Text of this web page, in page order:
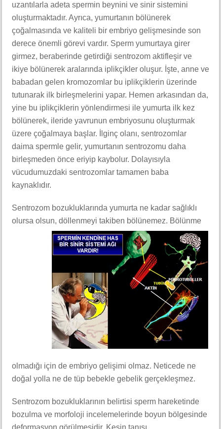
uzantılarla adeta spermin beynini ve sinir sistemini
oluşturmaktadır. Ayrıca, yumurtanın bölünerek
çoğalmasında ve kaliteli bir embriyo gelişmesinde son
derece önemli görevi vardır. Sperm yumurtaya girer
girmez, beraberinde getirdiği sentrozom aktifleşir ve
ikiye bölünerek aralarında iplikçikler oluşur. İşte, anne ve
babadan gelen kromozomlar bu iplikçiklerin üzerinde
tutunarak ilk birleşmelerini yapar. Hemen arkasından da,
yine bu iplikçiklerin yönlendirmesi ile yumurta ilk kez
bölünerek, ileride yavrunun embriyosunu oluşturmak
üzere çoğalmaya başlar. İlginç olanı, sentrozomlar
daima spermle gelir, yumurtanın sentrozomu daha
birleşmeden önce eriyip kaybolur. Dolayısıyla
vücudumuzdaki sentrozomlar tamamen baba
kaynaklıdır.
Sentrozom bozukluklarında yumurta ne kadar sağlıklı
olursa olsun, döllenmeyi takiben bölünemez. Bölünme
olmadığı için de embriyo gelişimi olmaz. Neticede ne
doğal yolla ne de tüp bebekle gebelik gerçekleşmez.
Sentrozom bozukluklarının belirtisi sperm hareketinde
bozulma ve morfoloji incelemelerinde boyun bölgesinde